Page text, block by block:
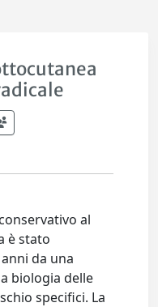
al
è stato
da una
biologia delle
specifici. La